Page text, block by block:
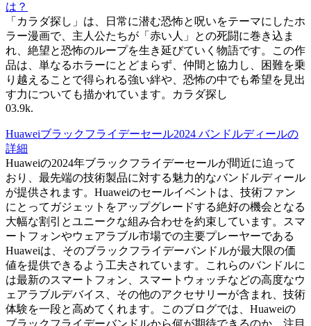
は？
「カラダ探し」は、日常に潜む恐怖と呪いをテーマにしたホ
ラー漫画で、主人公たちが「赤い人」との死闘に巻き込ま
れ、絶望と恐怖のループを生き延びていく物語です。この作
品は、単なるホラーにとどまらず、仲間と協力し、困難を乗
り越えることで得られる強い絆や、恐怖の中でも希望を見出
す力についても描かれています。カラダ探し
03.9k.
Huaweiブラックフライデーセール2024 バンドルディールの
詳細
Huaweiの2024年ブラックフライデーセールが間近に迫って
おり、最先端の技術製品に対する魅力的なバンドルディール
が提供されます。Huaweiのセールイベントは、技術ファン
にとってガジェットをアップグレードする絶好の機会となる
大幅な割引とユニークな組み合わせを約束しています。スマ
ートフォンやウェアラブル市場での主要プレーヤーである
Huaweiは、そのブラックフライデーバンドルが最大限の価
値を提供できるよう工夫されています。これらのバンドルに
は最新のスマートフォン、スマートウォッチなどの高度なウ
ェアラブルデバイス、その他のアクセサリーが含まれ、技術
体験を一段と高めてくれます。このブログでは、Huaweiの
ブラックフライデーバンドルから何が期待できるのか、注目